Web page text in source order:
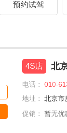
预约试驾
4S店 北
电话：
010-
地址：
北京市
促销：
暂无优